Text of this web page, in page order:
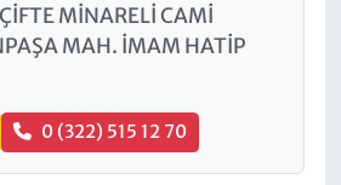
MİNARELİ CAMİ
MAH. İMAM HATİP
0 (322) 515 12 70